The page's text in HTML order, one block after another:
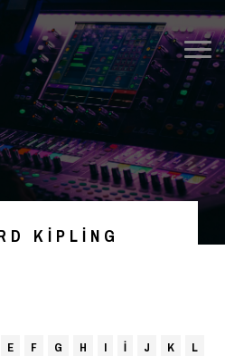
KIPLING
E F G H I İ J K
L